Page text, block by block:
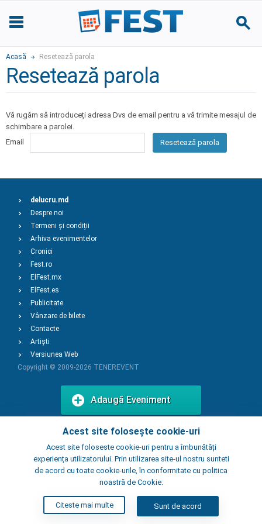
Acasă Resetează parola
Resetează parola
Vă rugăm să introduceți adresa Dvs de email pentru a vă trimite mesajul de
schimbare a parolei.
Email
Resetează parola
Acest site folosește cookie-uri
Acest site foloseste cookie-uri pentru a îmbunătăți
experiența utilizatorului. Prin utilizarea site-ul nostru sunteti
de acord cu toate cookie-urile, în conformitate cu politica
noastră de Cookie.
Citeste mai multe Sunt de acord
delucru.md
Despre noi
Termeni și condiții
Arhiva evenimentelor
Cronici
Fest.ro
ElFest.mx
ElFest.es
Publicitate
Vânzare de bilete
Contacte
Artiști
Versiunea Web
Copyright © 2009-2026 TENEREVENT
Adaugă Eveniment
Adaugă Local